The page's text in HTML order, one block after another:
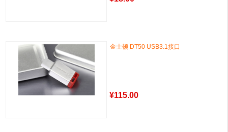
金士顿 DT50 USB3.1接口
¥115.00